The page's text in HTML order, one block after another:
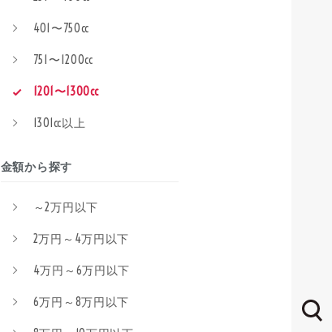
401〜750cc
751〜1200cc
1201〜1300cc
1301cc以上
金額から探す
～2万円以下
2万円～4万円以下
4万円～6万円以下
6万円～8万円以下